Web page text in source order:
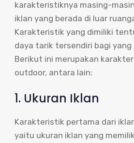
karakteristiknya masing-
iklan yang berada di luar
Karakteristik yang dimiliki
daya tarik tersendiri bagi
Berikut ini merupakan
outdoor, antara lain:
1. Ukuran Iklan
Karakteristik pertama dari
yaitu ukuran iklan yang